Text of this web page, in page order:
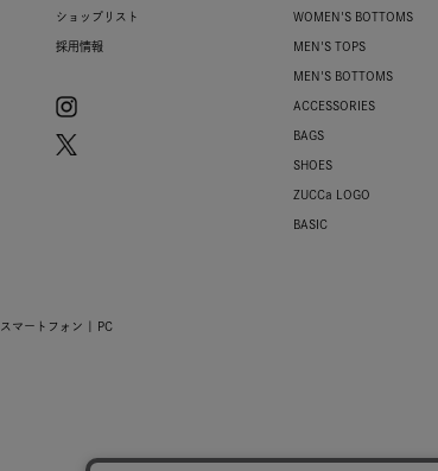
ショップリスト
採用情報
WOMEN'S BOTTOMS
MEN'S TOPS
MEN'S BOTTOMS
ACCESSORIES
BAGS
SHOES
ZUCCa LOGO
BASIC
スマートフォン | PC